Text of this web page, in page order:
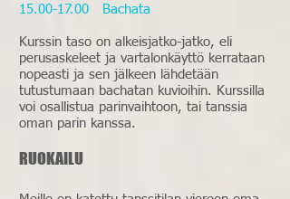
15.00-17.00 Bachata
Kurssin taso on alkeisjatko-jatko, eli
perusaskeleet ja vartalonkäyttö kerrataan
nopeasti ja sen jälkeen lähdetään
tutustumaan bachatan kuvioihin. Kurssilla
voi osallistua parinvaihtoon, tai tanssia
oman parin kanssa.
RUOKAILU